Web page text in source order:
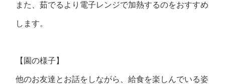
また、茹でるより電子レンジで加熱するのをおすすめ
します。
【園の様子】
他のお友達とお話をしながら、給食を楽しんでいる姿